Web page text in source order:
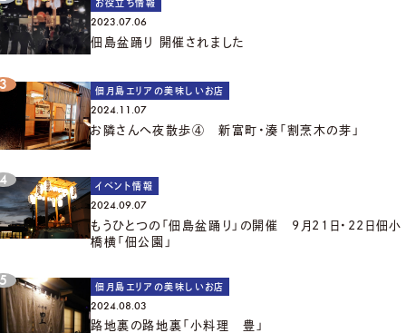
お役立ち情報
2023.07.06
佃島盆踊り 開催されました
佃月島エリアの美味しいお店
2024.11.07
お隣さんへ夜散歩④ 新富町・湊「割烹木の芽」
イベント情報
2024.09.07
もうひとつの「佃島盆踊り」の開催 9月21日・22日佃小
橋横「佃公園」
佃月島エリアの美味しいお店
2024.08.03
路地裏の路地裏「小料理 豊」